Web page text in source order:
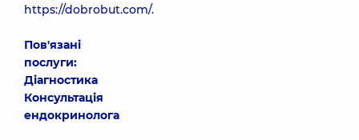
https://dobrobut.com/.
Пов'язані
послуги:
Діагностика
Консультація
ендокринолога